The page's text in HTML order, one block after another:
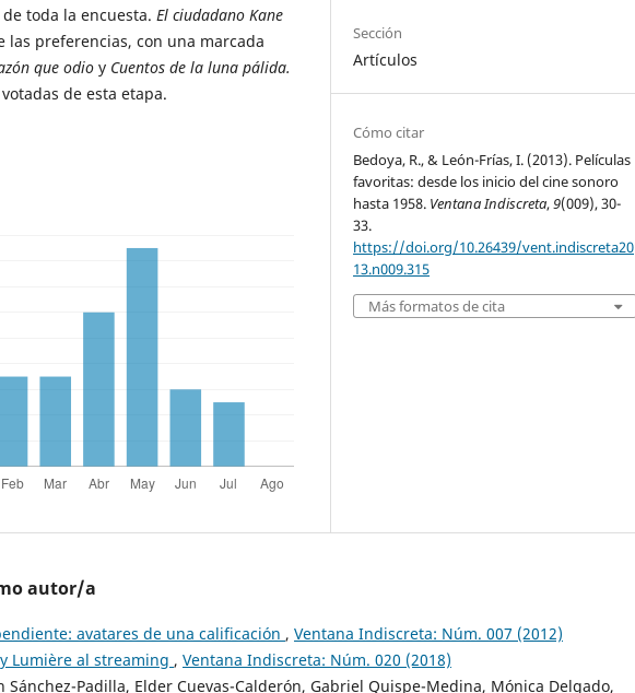
toda la encuesta. El ciudadano Kane
las preferencias, con una marcada
que odio y Cuentos de la luna pálida.
de esta etapa.
Sección
Artículos
Cómo citar
Bedoya, R., & León-Frías, I. (2013). Películas
favoritas: desde los inicio del cine sonoro
hasta 1958. Ventana Indiscreta,9(009), 30-
33.
https://doi.org/10.26439/vent.indiscreta20
13.n009.315
Más formatos de cita
autor/a
avatares de una calificación , Ventana Indiscreta: Núm. 007 (2012)
Lumière al streaming , Ventana Indiscreta: Núm. 020 (2018)
Sánchez-Padilla, Elder Cuevas-Calderón, Gabriel Quispe-Medina, Mónica Delgado,